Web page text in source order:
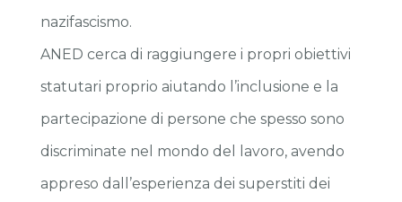
nazifascismo.
ANED cerca di raggiungere i propri obiettivi
statutari proprio aiutando l’inclusione e la
partecipazione di persone che spesso sono
discriminate nel mondo del lavoro, avendo
appreso dall’esperienza dei superstiti dei